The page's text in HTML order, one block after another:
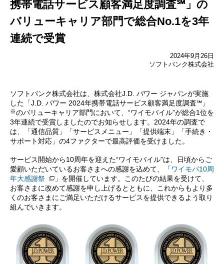
携帯電話サービス顧客満足度調査℠」 の
バリューキャリア部門で総合No.1を3年
連続で受賞
2024年9月26日
ソフトバンク株式会社
ソフトバンク株式会社は、株式会社J.D. パワー ジャパンが実施
した「J.D. パワー 2024年携帯電話サービス顧客満足度調査℠」
※のバリューキャリア部門において、“ワイモバイル”が総合1位を
3年連続で受賞しましたのでお知らせします。2024年の調査で
は、「通信品質」「サービスメニュー」「提供端末」「手続き・
サポート対応」の4ファクターで最高評価を受けました。
サービス開始から10周年を迎えた“ワイモバイル”は、日頃からご
愛顧いただいているお客さまへの感謝を込めて、「ワイモバ10周
年大感謝祭
」を開催しています。このたびの結果を受けて、
お客さまに改めて感謝を申し上げるとともに、これからもより多
くのお客さまにご満足いただけるサービスを提供できるよう取り
組んでいきます。